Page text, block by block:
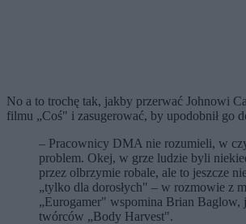
No a to trochę tak, jakby przerwać Johnowi
filmu „Coś" i zasugerować, by upodobnił go
– Pracownicy DMA nie rozumieli, w
problem. Okej, w grze ludzie byli
przez olbrzymie robale, ale to jeszcze
„tylko dla dorosłych" – w rozmowie z
„Eurogamer" wspomina Brian Baglow,
twórców „Body Harvest".